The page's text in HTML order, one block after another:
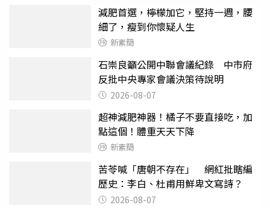
減肥首選，檸檬加它，堅持一週，腰
細了，瘦到你懷疑人生
新素簡
石崇良籲公開中聯會議紀錄 中市府
反批中央專家會議決策待說明
2026-08-07
超神減肥神器！橘子不要直接吃，加
點這個！體重天天下降
新素簡
苦苓喊「唐朝不存在」 網紅批瞎編
歷史：李白、杜甫用鮮卑文寫詩？
2026-08-07